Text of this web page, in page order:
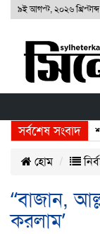
৯ই আগস্ট, ২০২৬ খ্রিস্টাব্দ|
সর্বশেষ সংবাদ
দুই বাসের
হোম
“বাজান,
করলাম’